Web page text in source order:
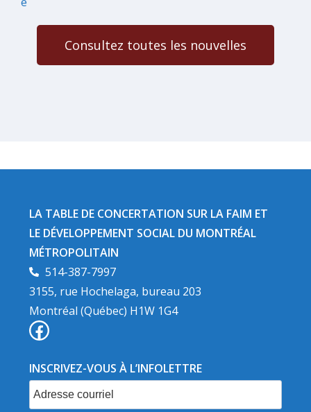
Consultez toutes les nouvelles
LA TABLE DE CONCERTATION SUR LA FAIM ET
LE DÉVELOPPEMENT SOCIAL DU MONTRÉAL
MÉTROPOLITAIN​
514-387-7997
3155, rue Hochelaga, bureau 203
Montréal (Québec) H1W 1G4
INSCRIVEZ-VOUS À L’INFOLETTRE